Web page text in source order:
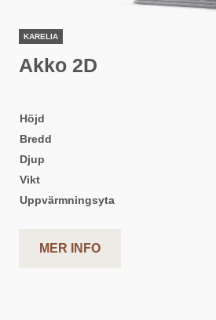
KARELIA
Akko 2D
Höjd
Bredd
Djup
Vikt
Uppvärmningsyta
MER INFO